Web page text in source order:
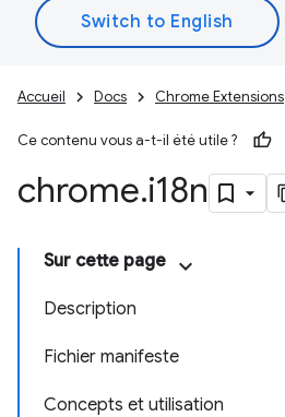
Accueil Docs Chrome Extensions
Ce contenu vous a-t-il été utile ?
chrome.i18n
Sur cette page
Description
Fichier manifeste
Concepts et utilisation